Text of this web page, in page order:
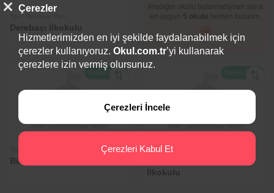
Derebaşı İlkokulu
Aradığın okulu bulamadıysan sana
en uygun 5 okulu hemen bulalım.
Devlet Okulu
Büyükkale İlkokulu
Tire / Atatürk Mah.
İlkokulu
Çerezler
Hizmetlerimizden en iyi şekilde faydalanabilmek için
çerezler kullanıyoruz. Okul.com.tr’yi kullanarak
çerezlere izin vermiş olursunuz.
Çerezleri İncele
Çerezleri Kabul Et